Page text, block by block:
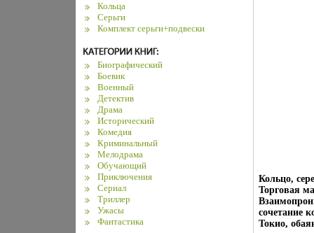
Кольца
Серьги
Комплект серьги+подвески
Биографический
Боевик
Военный
Детектив
Драма
Исторический
Комедия
Криминальный
Мелодрама
Обучающий
Приключения
Сериал
Триллер
Ужасы
Фантастика
Кольцо,
Торговая
сочетание
Токио,